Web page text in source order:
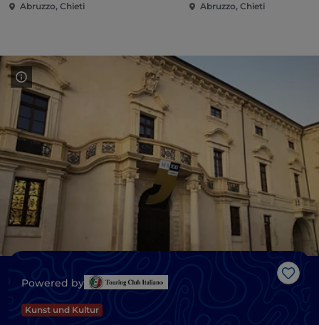
Abruzzo, Chieti Abruzzo, Chieti
Like
Powered by
Kunst und Kultur